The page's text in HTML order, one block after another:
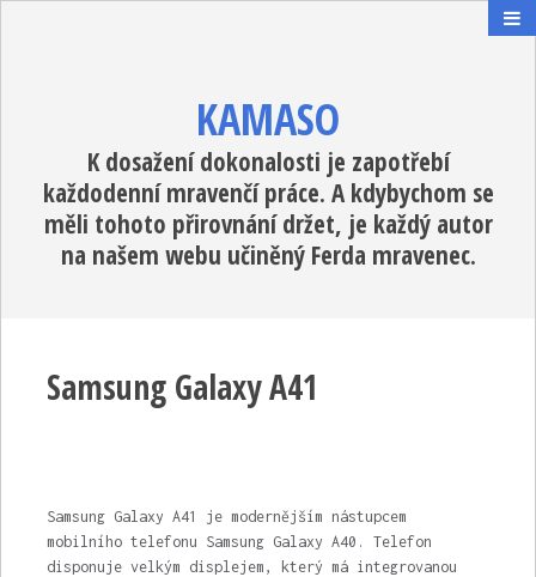
KAMASO
K dosažení dokonalosti je zapotřebí
každodenní mravenčí práce. A kdybychom se
měli tohoto přirovnání držet, je každý autor
na našem webu učiněný Ferda mravenec.
Samsung Galaxy A41
Samsung Galaxy A41 je modernějším nástupcem
mobilního telefonu Samsung Galaxy A40. Telefon
disponuje velkým displejem, který má integrovanou